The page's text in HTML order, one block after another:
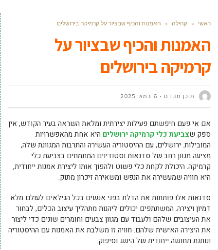
ראשי » קהילה » האמנות והכיף שבציור על קרמיקה בירושלים
האמנות והכיף שבציור על
קרמיקה בירושלים
תוכן מקודם 6 במאי 2025
אם אי פעם חיפשתם פעילות יצירתית ומלאת השראה בעיר הקודש, אין
ספק שצביעת כלי קרמיקה ירושלים היא אחת מהאפשרויות
המובילות. ירושלים, עם ההיסטוריה העשירה והתרבות המגוונת שלה,
מציעה מגוון רחב של סדנאות וסטודיוים המתמחים בצביעת כלי
קרמיקה. היכולת לקחת כלי פשוט ולהפוך אותו ליצירת אמנות ייחודית,
היא חוויה שמעשירה את הנפש ומשאירה זיכרון מתוק.
סדנאות אלו פותחות את הדלת בפני אנשים בכל הגילאים לעולם מלא
דמיון ויצירה. המשתתפים יכולים ליהנות מתהליך עיצוב הכלים, לבחור
את העיצובים שלהם ולעבוד עם מגוון צבעים וחומרים שונים כדי ליצור
את היצירה האישית שלהם. חוויה זו משלבת את האמנות עם ההיסטוריה
ונותנת תחושה ייחודית של הישג וסיפוק.